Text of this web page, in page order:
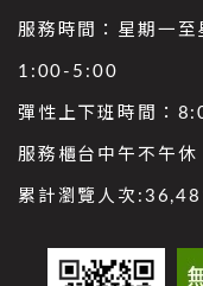
服務時間：星期一
1:00-5:00
彈性上下班時間：
服務櫃台中午不午休
累計瀏覽人次: